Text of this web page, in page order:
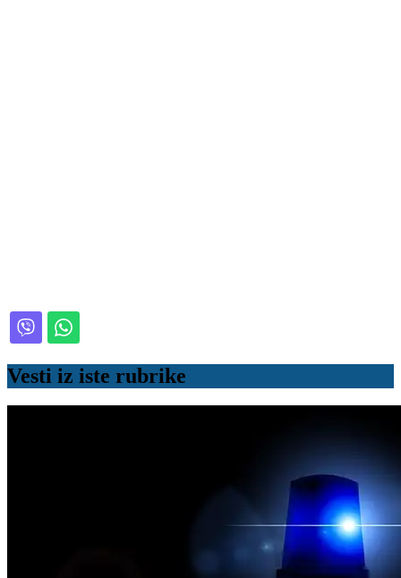
Vesti iz iste rubrike